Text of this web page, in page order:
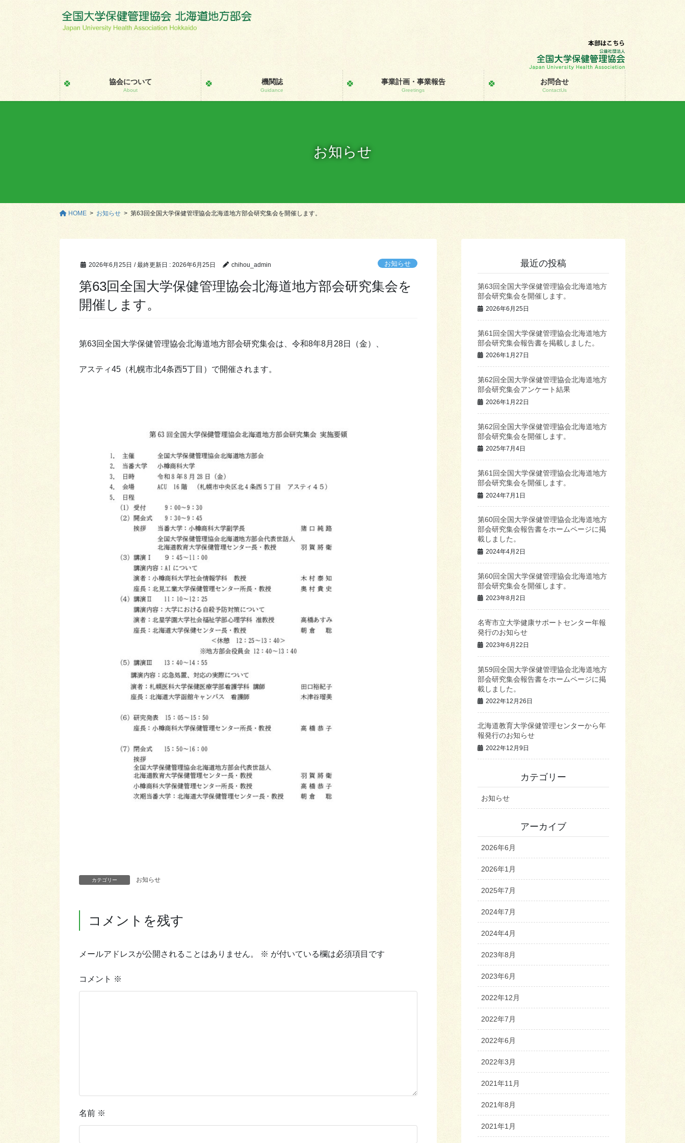
移
協会について
About
機関誌
Guidance
事業計画・事業報告
Greetings
お問合せ
ContactUs
お知らせ
HOME お知らせ 第63回全国大学保健管理協会北海道地方部会研究集会を開催します。
2026年6月25日 / 最終更新日 :2026年6月25日 chihou_admin お知らせ
第63回全国大学保健管理協会北海道地方部会研究集会を
開催します。
第63回全国大学保健管理協会北海道地方部会研究集会は、令和8年8月28日（金）、
アスティ45（札幌市北4条西5丁目）で開催されます。
カテゴリー お知らせ
コメントを残す
メールアドレスが公開されることはありません。 ※ が付いている欄は必須項目です
コメント ※
名前 ※
最近の投稿
第63回全国大学保健管理協会北海道地方
部会研究集会を開催します。
2026年6月25日
第61回全国大学保健管理協会北海道地方
部会研究集会報告書を掲載しました。
2026年1月27日
第62回全国大学保健管理協会北海道地方
部会研究集会アンケート結果
2026年1月22日
第62回全国大学保健管理協会北海道地方
部会研究集会を開催します。
2025年7月4日
第61回全国大学保健管理協会北海道地方
部会研究集会を開催します。
2024年7月1日
第60回全国大学保健管理協会北海道地方
部会研究集会報告書をホームページに掲
載しました。
2024年4月2日
第60回全国大学保健管理協会北海道地方
部会研究集会を開催します。
2023年8月2日
名寄市立大学健康サポートセンター年報
発行のお知らせ
2023年6月22日
第59回全国大学保健管理協会北海道地方
部会研究集会報告書をホームページに掲
載しました。
2022年12月26日
北海道教育大学保健管理センターから年
報発行のお知らせ
2022年12月9日
カテゴリー
お知らせ
アーカイブ
2026年6月
2026年1月
2025年7月
2024年7月
2024年4月
2023年8月
2023年6月
2022年12月
2022年7月
2022年6月
2022年3月
2021年11月
2021年8月
2021年1月